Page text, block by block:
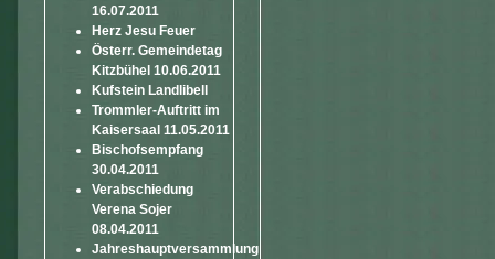
16.07.2011
Herz Jesu Feuer
Österr. Gemeindetag
Kitzbühel 10.06.2011
Kufstein Landlibell
Trommler-Auftritt im
Kaisersaal 11.05.2011
Bischofsempfang
30.04.2011
Verabschiedung
Verena Sojer
08.04.2011
Jahreshauptversammlung